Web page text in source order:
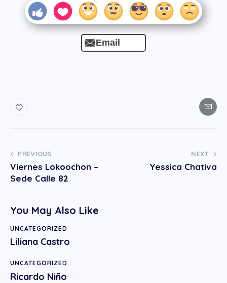
Email
PREVIOUS
Viernes Lokoochon –
Sede Calle 82
NEXT
Yessica Chativa
You May Also Like
UNCATEGORIZED
Liliana Castro
UNCATEGORIZED
Ricardo Niño